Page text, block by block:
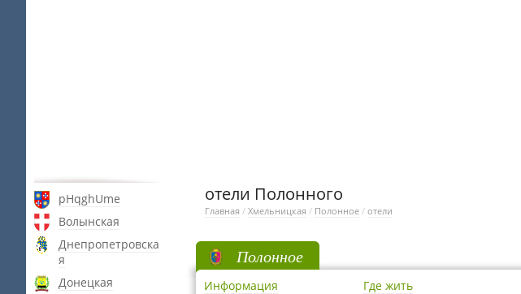
pHqghUme
Волынская
Днепропетровска
я
Донецкая
отели Полонного
Главная / Хмельницкая / Полонное / отели
Полонное
Информация Где жить